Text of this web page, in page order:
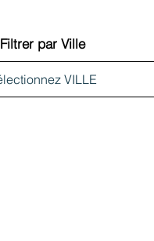
Filtrer par Ville